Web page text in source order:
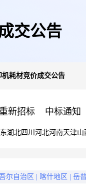
交公告
机耗材竞价成交公告
重新招标 中标通知
湖北四川 河北河南天津山
尔自治区 喀什地区 岳